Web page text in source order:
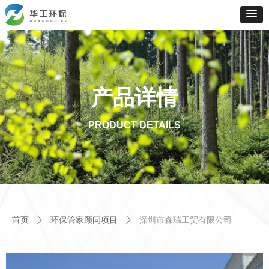
首页 ꄲ 环保管家顾问项目 ꄲ 深圳市森瑞工贸有限公司
产品详情
PRODUCT DETAILS